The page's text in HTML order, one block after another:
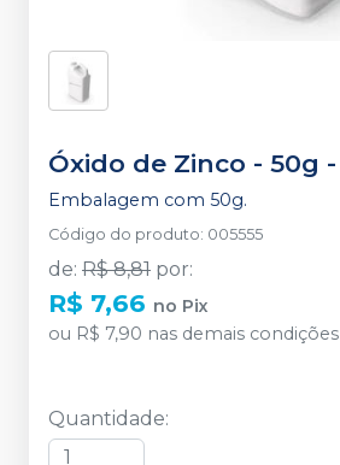
Óxido de Zinco - 50g -
Embalagem com 50g.
Código do produto: 005555
de: R$ 8,81 por:
R$ 7,66 no Pix
ou R$ 7,90 nas demais condições
Quantidade: